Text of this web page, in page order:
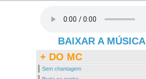
BAIXAR A MÚSICA
+ DO MC
Sem chantagem